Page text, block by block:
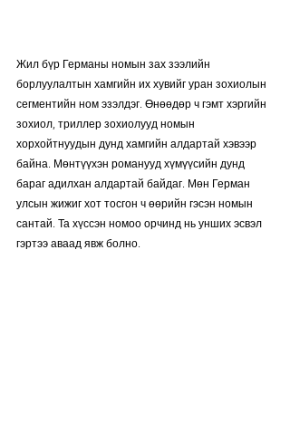
Жил бүр Германы номын зах зээлийн
борлуулалтын хамгийн их хувийг уран зохиолын
сегментийн ном эзэлдэг. Өнөөдөр ч гэмт хэргийн
зохиол, триллер зохиолууд номын
хорхойтнуудын дунд хамгийн алдартай хэвээр
байна. Мөнтүүхэн романууд хүмүүсийн дунд
бараг адилхан алдартай байдаг. Мөн Герман
улсын жижиг хот тосгон ч өөрийн гэсэн номын
сантай. Та хүссэн номоо орчинд нь унших эсвэл
гэртээ аваад явж болно.